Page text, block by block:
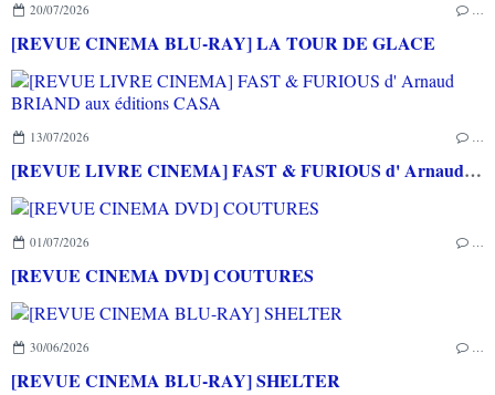
20/07/2026 …
[REVUE CINEMA BLU-RAY] LA TOUR DE GLACE
13/07/2026 …
[REVUE LIVRE CINEMA] FAST & FURIOUS d' Arnaud BRIAND aux éditions CASA
01/07/2026 …
[REVUE CINEMA DVD] COUTURES
30/06/2026 …
[REVUE CINEMA BLU-RAY] SHELTER